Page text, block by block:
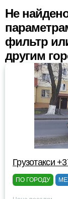
Не
фильтр
другим
Грузотакси
ПО ГОРОДУ